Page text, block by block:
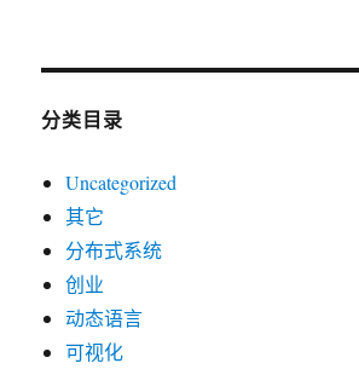
分类目录
Uncategorized
其它
分布式系统
创业
动态语言
可视化